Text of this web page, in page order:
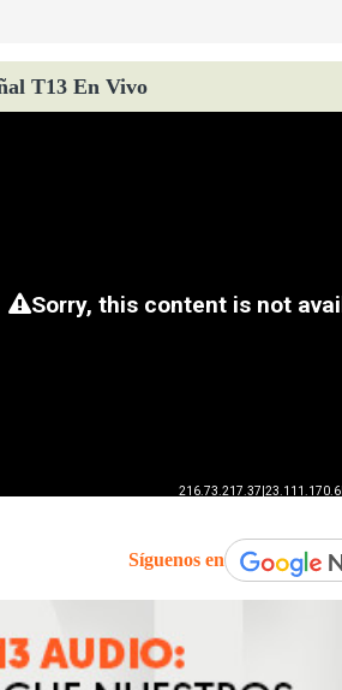
T13 En Vivo
Síguenos en